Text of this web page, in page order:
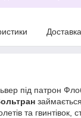
Доставка
під патрон
та гвинтівок,